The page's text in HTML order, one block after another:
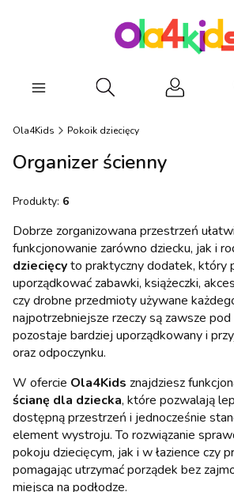
Otwórz wyszukiwarkę
Ola4Kids Pokoik dziecięcy
Organizer ścienny
Produkty: 6
Dobrze zorganizowana przestrzeń
funkcjonowanie zarówno dziecku, jak i
dziecięcyto praktyczny dodatek, który
uporządkować zabawki, książeczki,
czy drobne przedmioty używane
najpotrzebniejsze rzeczy są zawsze
pozostaje bardziej uporządkowany i
oraz odpoczynku.
W ofercie Ola4Kids znajdziesz
ścianę dla dziecka, które pozwalają
dostępną przestrzeń i jednocześnie
element wystroju. To rozwiązanie
pokoju dziecięcym, jak i w łazience czy
pomagając utrzymać porządek bez
miejsca na podłodze.